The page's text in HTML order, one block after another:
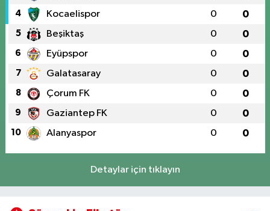
4 Kocaelispor 0 0
5 Beşiktaş 0 0
6 Eyüpspor 0 0
7 Galatasaray 0 0
8 Çorum FK 0 0
9 Gaziantep FK 0 0
10 Alanyaspor 0 0
Detaylar için tıklayın